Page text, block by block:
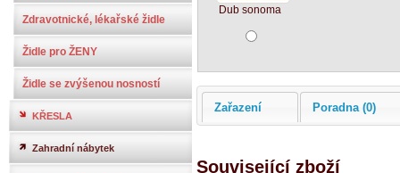
Zdravotnické, lékařské židle
Židle pro ŽENY
Židle se zvýšenou nosností
KŘESLA
Zahradní nábytek
Dub sonoma
Zařazení Poradna (0)
Související zboží